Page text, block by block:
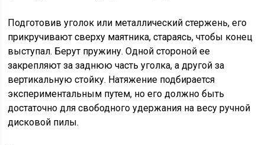
Подготовив уголок или металлический стержень, его
прикручивают сверху маятника, стараясь, чтобы конец
выступал. Берут пружину. Одной стороной ее
закрепляют за заднюю часть уголка, а другой за
вертикальную стойку. Натяжение подбирается
экспериментальным путем, но его должно быть
достаточно для свободного удержания на весу ручной
дисковой пилы.